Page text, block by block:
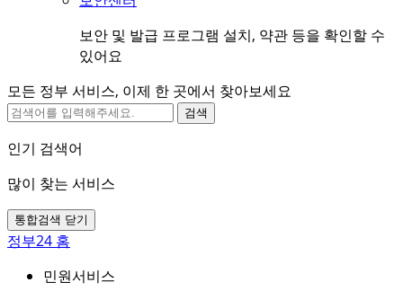
보안 및 발급 프로그램 설치, 약관 등을 확인할 수
있어요
모든 정부 서비스, 이제 한 곳에서 찾아보세요
검색
인기 검색어
많이 찾는 서비스
통합검색 닫기
정부24 홈
민원서비스